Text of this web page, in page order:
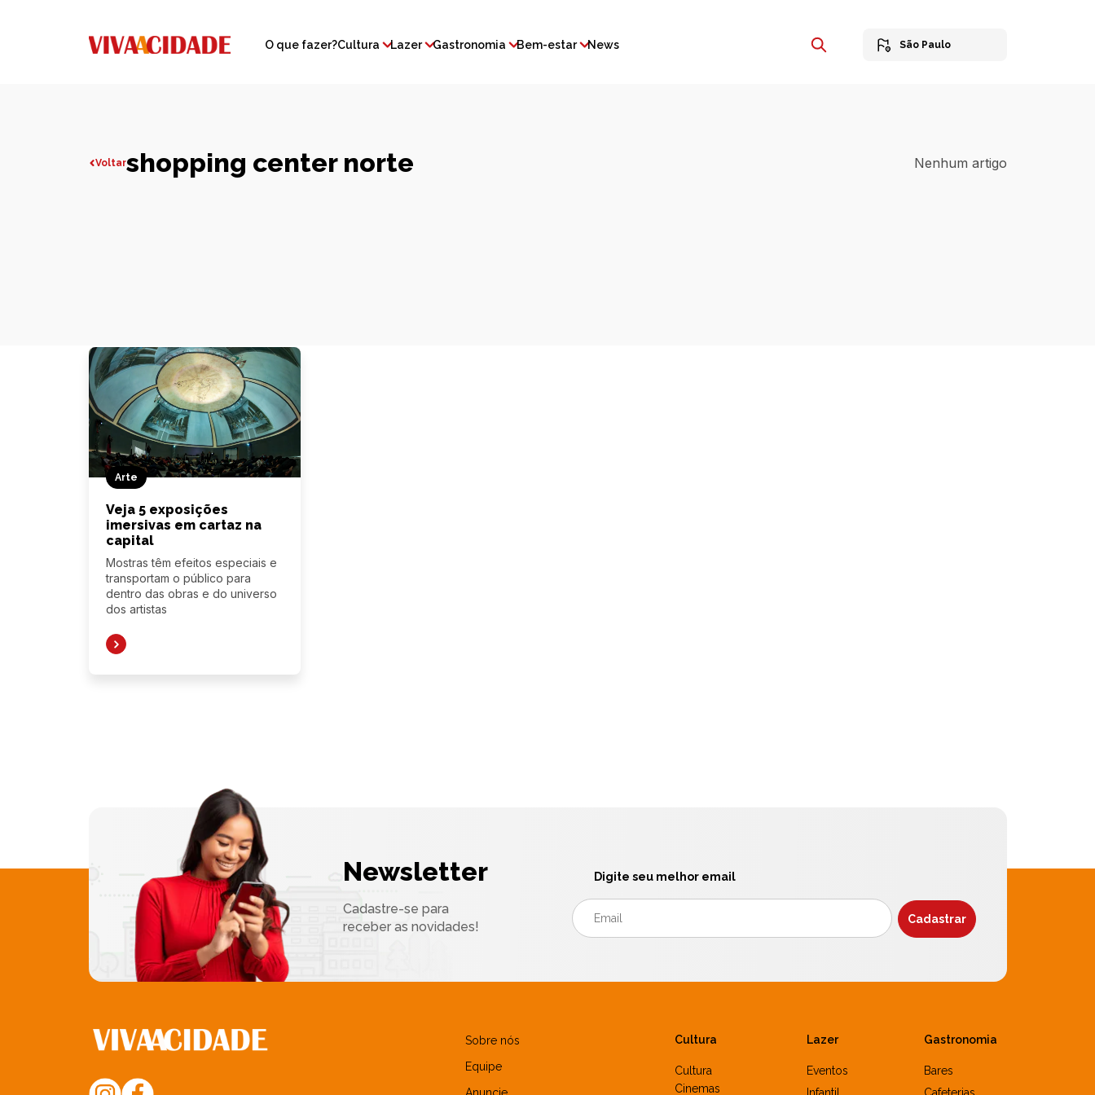
O que fazer?Cultura Lazer Gastronomia Bem-estar News São Paulo
Voltarshopping center norte Nenhum artigo
Arte
Veja 5 exposições
imersivas em cartaz na
capital
Mostras têm efeitos especiais e
transportam o público para
dentro das obras e do universo
dos artistas
Newsletter
Cadastre-se para
receber as novidades!
Digite seu melhor email
Sobre nós
Equipe
Cultura
Cultura
Cinemas
Lazer
Eventos
Gastronomia
Bares